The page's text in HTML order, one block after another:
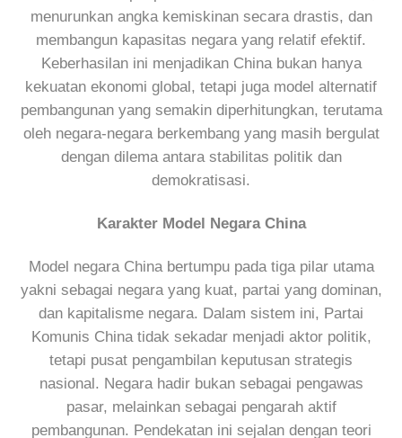
menurunkan angka kemiskinan secara drastis, dan
membangun kapasitas negara yang relatif efektif.
Keberhasilan ini menjadikan China bukan hanya
kekuatan ekonomi global, tetapi juga model alternatif
pembangunan yang semakin diperhitungkan, terutama
oleh negara-negara berkembang yang masih bergulat
dengan dilema antara stabilitas politik dan
demokratisasi.
Karakter Model Negara China
Model negara China bertumpu pada tiga pilar utama
yakni sebagai negara yang kuat, partai yang dominan,
dan kapitalisme negara. Dalam sistem ini, Partai
Komunis China tidak sekadar menjadi aktor politik,
tetapi pusat pengambilan keputusan strategis
nasional. Negara hadir bukan sebagai pengawas
pasar, melainkan sebagai pengarah aktif
pembangunan. Pendekatan ini sejalan dengan teori